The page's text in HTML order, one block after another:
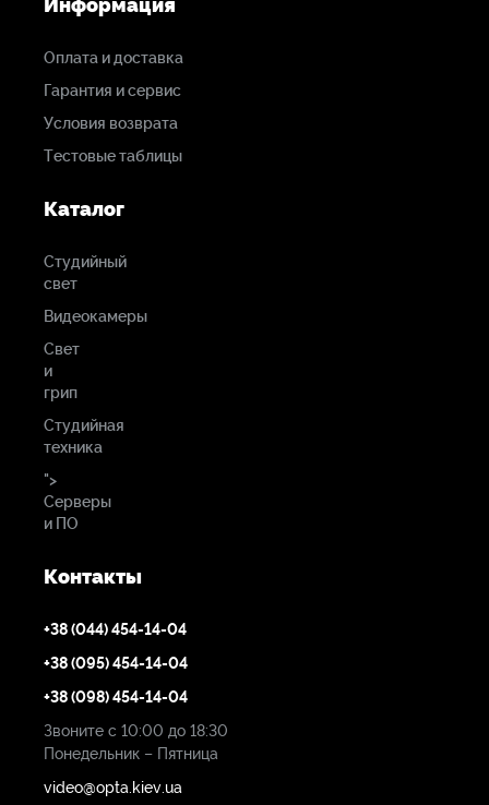
Информация
Оплата и доставка
Гарантия и сервис
Условия возврата
Тестовые таблицы
Каталог
Студийный
свет
Видеокамеры
Свет
и
грип
Студийная
техника
">
Серверы
и ПО
Контакты
+38 (044) 454-14-04
+38 (095) 454-14-04
+38 (098) 454-14-04
Звоните с 10:00 до 18:30
Понедельник – Пятница
video@opta.kiev.ua